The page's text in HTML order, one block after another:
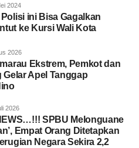
2024
ini Bisa Gagalkan
ke Kursi Wali Kota
2026
Ekstrem, Pemkot dan
Gelar Apel Tanggap
2026
SPBU Melonguane
Empat Orang Ditetapkan
Negara Sekira 2,2